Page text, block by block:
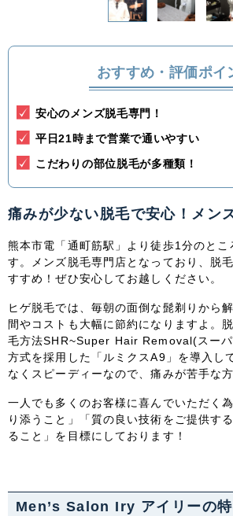
おすすめ・評価ポイ
安心のメンズ脱毛専門！
平日21時まで営業で通いやすい
こだわりの部位脱毛が多種類！
痛みが少ない脱毛で安心！メン
熊本市電「通町筋駅」より徒歩1分のとこ
す。メンズ脱毛専門店となっており、脱
すすめ！ぜひ安心してお越しください。
ヒゲ脱毛では、毎朝の面倒な髭剃りから
間やコストも大幅に節約になりますよ。
毛方法SHR~Super Hair Removal(スー
方式を採用した「ルミクスA9」を導入し
なくスピーディーなので、痛みが苦手な
一人でも多くのお客様に喜んでいただく
り添うこと」「質の良い技術をご提供す
ること」を目標にしております！
Men’s Salon Iry アイリーの
長野県 岐阜県
愛知県
関西
滋賀県 京都府 大阪府
中国・四国
鳥取県 島根県 岡山県
山口県 徳島県 香川県
高知県
九州・沖縄
大分県 宮崎県 鹿児島